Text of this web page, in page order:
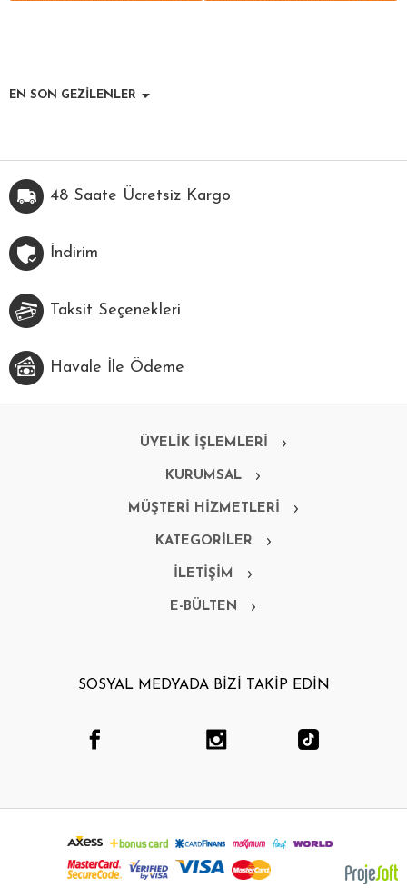
EN SON GEZİLENLER
48 Saate Ücretsiz Kargo
İndirim
Taksit Seçenekleri
Havale İle Ödeme
ÜYELİK İŞLEMLERİ
KURUMSAL
MÜŞTERİ HİZMETLERİ
KATEGORİLER
İLETİŞİM
E-BÜLTEN
SOSYAL MEDYADA BİZİ TAKİP EDİN